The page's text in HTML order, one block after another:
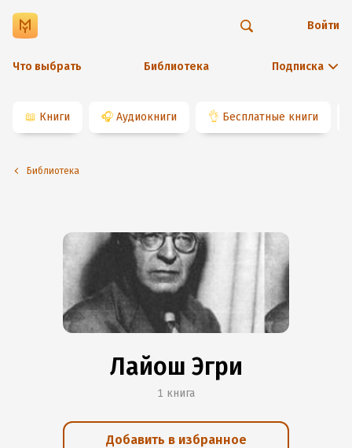
Что выбрать Библиотека Подписка
Войти
📖 Книги 🎧 Аудиокниги 👌 Бесплатные книги
Библиотека
Лайош Эгри
1 книга
Добавить в избранное